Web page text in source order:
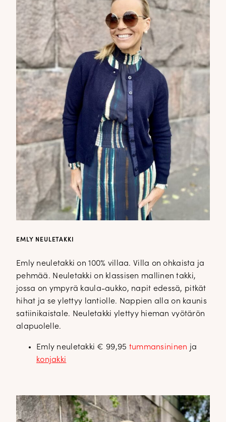
EMLY NEULETAKKI
Emly neuletakki on 100% villaa. Villa on ohkaista ja
pehmää. Neuletakki on klassisen mallinen takki,
jossa on ympyrä kaula-aukko, napit edessä, pitkät
hihat ja se ylettyy lantiolle. Nappien alla on kaunis
satiinikaistale. Neuletakki ylettyy hieman vyötärön
alapuolelle.
Emly neuletakki € 99,95 tummansininen ja
konjakki